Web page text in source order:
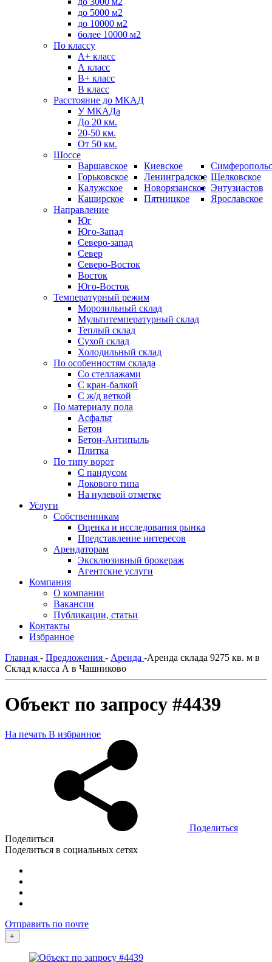
до 5000 м2
до 10000 м2
более 10000 м2
По классу
A+ класс
А класс
В+ класс
B класс
Расстояние до МКАД
У МКАДа
До 20 км.
20-50 км.
От 50 км.
Шоссе
Варшавское
Горьковское
Калужское
Каширское
Киевское
Ленинградское
Новорязанское
Пятницкое
Щелковское
Энтузиастов
Ярославское
Направление
Юг
Юго-Запад
Северо-запад
Север
Северо-Восток
Восток
Юго-Восток
Температурный режим
Морозильный склад
Мультитемпературный склад
Теплый склад
Сухой склад
Холодильный склад
По особенностям склада
Со стеллажами
С кран-балкой
С ж/д веткой
По материалу пола
Асфальт
Бетон
Бетон-Антипыль
Плитка
По типу ворот
С пандусом
Докового типа
На нулевой отметке
Услуги
Собственникам
Оценка и исследования рынка
Представление интересов
Арендаторам
Эксклюзивный брокераж
Агентские услуги
Компания
О компании
Вакансии
Публикации, статьи
Контакты
Избранное
Главная - Предложения - Аренда -Аренда склада 9275 кв. м в
Склад класса А в Чашниково
Объект по запросу #4439
На печать В избранное
Поделиться
Поделиться
Поделиться в социальных сетях
Отправить по почте
+